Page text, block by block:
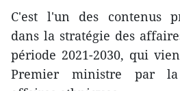
C'est l'un des contenus
dans la stratégie des
période 2021-2030, qui
Premier ministre par la